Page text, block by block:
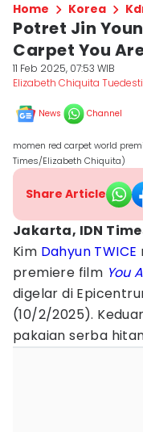
Home Korea
Potret Jin
Carpet You
11 Feb 2025, 07:53 WIB
Elizabeth Chiquita
News Channel
momen red carpet world
Times/Elizabeth Chiquita)
Share Article
Jakarta, IDN
Kim Dahyun TWICE
premiere film You
digelar di
(10/2/2025).
pakaian serba